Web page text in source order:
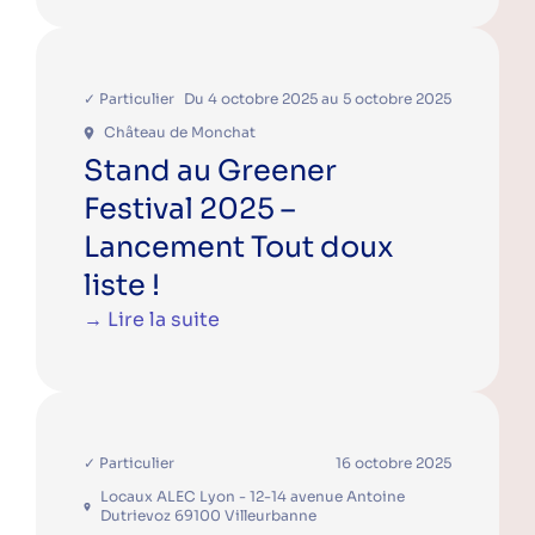
Contacter l'ALEC Lyon
✓ Particulier Du 4 octobre 2025 au 5 octobre 2025
Château de Monchat
Stand au Greener
Festival 2025 –
Lancement Tout doux
liste !
→ Lire la suite
✓ Particulier
16 octobre 2025
Locaux ALEC Lyon - 12-14 avenue Antoine
Dutrievoz 69100 Villeurbanne